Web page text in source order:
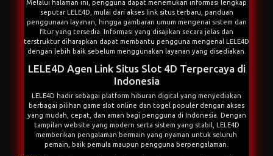
Melalui halaman ini, pengguna dapat menemukan informasi lengkap
seputar LELE4D, mulai dari akses link situs terbaru, panduan
penggunaan layanan, hingga gambaran umum mengenai sistem dan
fitur yang tersedia. Informasi yang disajikan secara jelas dan
terstruktur diharapkan dapat membantu pengguna mengenal LELE4D
dengan lebih baik sebelum menggunakan layanan yang disediakan.
LELE4D Agen Link Situs Slot 4D Terpercaya di
Indonesia
LELE4D hadir sebagai platform hiburan digital yang menyediakan
berbagai pilihan game slot online dan togel populer dengan akses
yang mudah, cepat, dan aman bagi pengguna di Indonesia. Dengan
tampilan website yang modern serta sistem yang stabil, LELE4D
memberikan pengalaman bermain yang nyaman untuk seluruh
pemain, baik pemula maupun pengguna berpengalaman.